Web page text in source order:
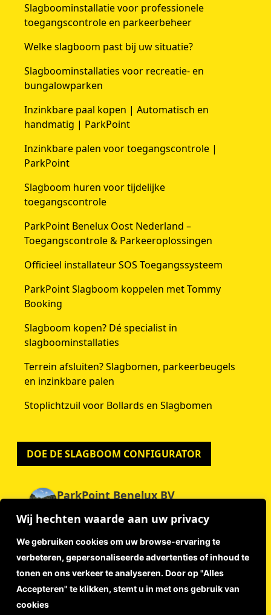
Wij hechten waarde aan uw privacy
We gebruiken cookies om uw browse-ervaring te
verbeteren, gepersonaliseerde advertenties of inhoud te
tonen en ons verkeer te analyseren. Door op "Alles
Accepteren" te klikken, stemt u in met ons gebruik van
cookies
Slagboominstallatie voor professionele
toegangscontrole en parkeerbeheer
Welke slagboom past bij uw situatie?
Slagboominstallaties voor recreatie- en
bungalowparken
Inzinkbare paal kopen | Automatisch en
handmatig | ParkPoint
Inzinkbare palen voor toegangscontrole |
ParkPoint
Slagboom huren voor tijdelijke
toegangscontrole
ParkPoint Benelux Oost Nederland –
Toegangscontrole & Parkeeroplossingen
Officieel installateur SOS Toegangssysteem
ParkPoint Slagboom koppelen met Tommy
Booking
Slagboom kopen? Dé specialist in
slagboominstallaties
Terrein afsluiten? Slagbomen, parkeerbeugels
en inzinkbare palen
Stoplichtzuil voor Bollards en Slagbomen
DOE DE SLAGBOOM CONFIGURATOR
ParkPoint Benelux BV
Gebaseerd op 59 beoordelingen
Disclaimer